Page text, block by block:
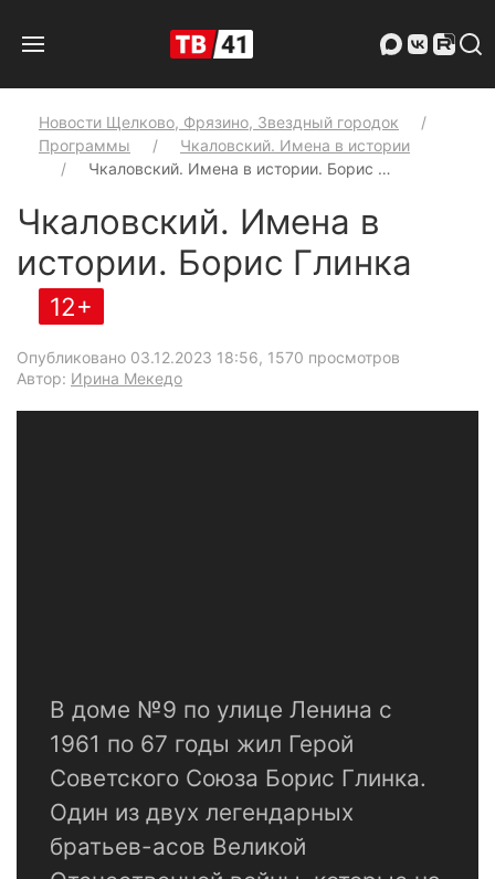
Новости Щелково, Фрязино, Звездный городок
Программы
Чкаловский. Имена в истории
Чкаловский. Имена в истории. Борис …
Чкаловский. Имена в
истории. Борис Глинка
12+
Опубликовано 03.12.2023 18:56, 1570 просмотров
Автор: Ирина Мекедо
В доме №9 по улице Ленина с
1961 по 67 годы жил Герой
Советского Союза Борис Глинка.
Один из двух легендарных
братьев-асов Великой